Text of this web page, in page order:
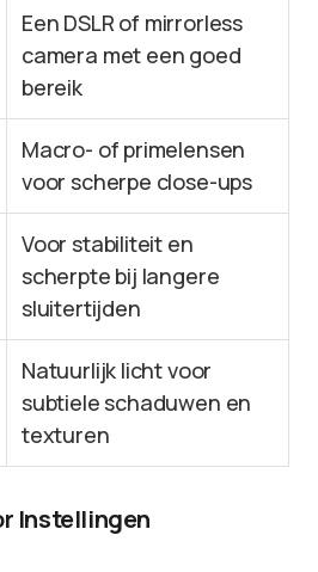
Een DSLR of mirrorless
camera met een goed
bereik
Macro- of primelensen
voor scherpe close-ups
Voor stabiliteit en
scherpte bij langere
sluitertijden
Natuurlijk licht voor
subtiele schaduwen en
texturen
Instellingen